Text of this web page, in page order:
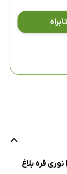
نوری قره بلاغ